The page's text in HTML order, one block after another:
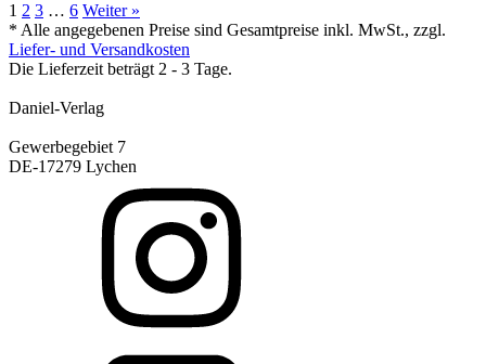
1 2 3 … 6 Weiter »
* Alle angegebenen Preise sind Gesamtpreise inkl. MwSt., zzgl.
Liefer- und Versandkosten
Die Lieferzeit beträgt 2 - 3 Tage.
Daniel-Verlag
Gewerbegebiet 7
DE-17279 Lychen